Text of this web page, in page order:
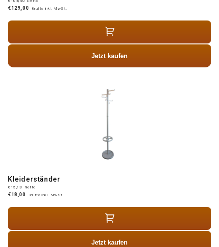
€129,00 Brutto inkl. MwSt.
Jetzt kaufen
Kleiderständer
€15,13 Netto
€18,00 Brutto inkl. MwSt.
Jetzt kaufen